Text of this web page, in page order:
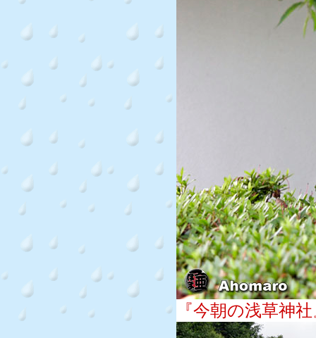
『今朝の浅草神